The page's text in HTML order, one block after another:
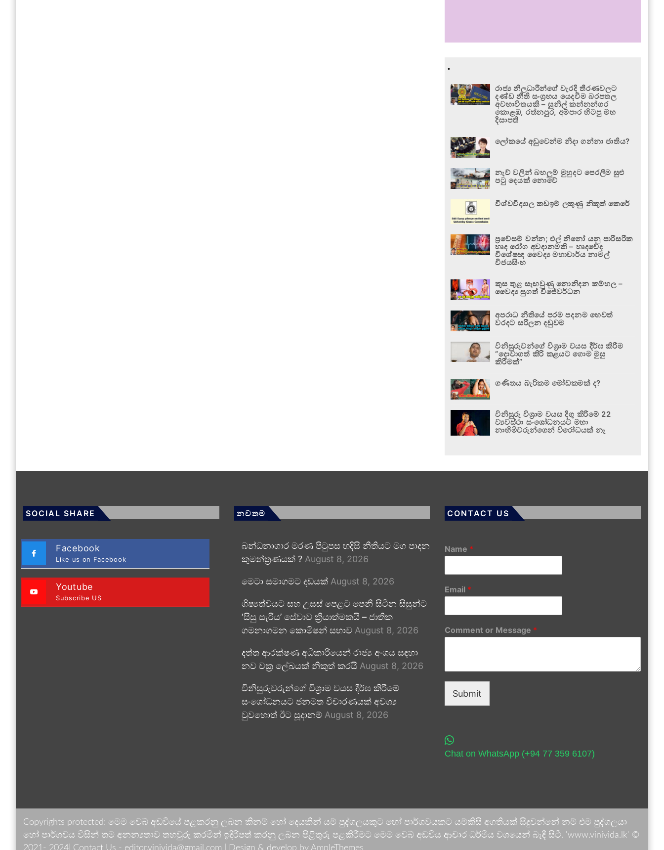
.
රාජ්‍ය නිලධාරීන්ගේ වැරදි තීරණවලට
දණ්ඩ නීති සංග්‍රහය යෙදවීම බරපතල
අවභාවිතයකි – සුනිල් කන්නන්ගර
කොළඹ, රත්නපුර, අම්පාර හිටපු මහ
දිසාපති
ලෝකයේ අඩුවෙන්ම නිදා ගන්නා ජාතිය?
නැව් වලින් බහලුම් මුහුදට පෙරලීම සුළු
පටු දෙයක් නොවේ
විශ්වවිද්‍යාල කඩඉම් ලකුණු නිකුත් කෙරේ
ප්‍රවේසම් වන්න; එල් නිනෝ යනු පාරිසරික
හෘද රෝග අවදානමකි – හෘදවේද
විශේෂඥ වෛද්‍ය මහාචාර්ය නාමල්
විජයසිංහ
කුස තුළ සැඟවුණු නොනිදන කම්හල –
වෛද්‍ය සුගත් විජේවර්ධන
අපරාධ නීතියේ පරම පදනම හෙවත්
වරදට සරිලන දඬුවම
විනිසුරුවන්ගේ විශ්‍රාම වයස දීර්ඝ කිරීම
“දොවාගත් කිරි කළයට ගොම මුසු
කිරීමක්”
ගණිතය බැරිකම මෝඩකමක් ද?
විනිසුරු විශ්‍රාම වයස දිගු කිරීමේ 22
ව්‍යවස්ථා සංශෝධනයට මහා
නාහිමිවරුන්ගෙන් විරෝධයක් නෑ
SOCIAL SHARE
Facebook
Like us on Facebook
Youtube
Subscribe US
නවතම
බන්ධනාගාර මරණ පිටුපස හදිසි නීතියට මග පාදන
කුමන්ත්‍රණයක් ? August 8, 2026
මෙටා සමාගමට දඩයක් August 8, 2026
ශිෂ්‍යත්වයට සහ උසස් පෙළට පෙනී සිටින සිසුන්ට
‘සිසු සැරිය’ සේවාව ක්‍රියාත්මකයි – ජාතික
ගමනාගමන කොමිෂන් සභාව August 8, 2026
දත්ත ආරක්ෂණ අධිකාරියෙන් රාජ්‍ය අංශය සඳහා
නව චක්‍ර ලේඛයක් නිකුත් කරයි August 8, 2026
විනිසුරුවරුන්ගේ විශ්‍රාම වයස දීර්ඝ කිරීමේ
සංශෝධනයට ජනමත විචාරණයක් අවශ්‍ය
වුවහොත් ඊට සූදානම් August 8, 2026
CONTACT US
Name *
Email *
Comment or Message *
Submit
Chat on WhatsApp (+94 77 359 6107)
Copyrights protected: මෙම වෙබ් අඩවියේ පළකරනු ලබන කිනම් හෝ දෙයකින් යම් පුද්ගලයකුට හෝ පාර්ශවයකට යම්කිසි අගතියක් සිදුවන්නේ නම් එම පුද්ගලයා
හෝ පාර්ශවය විසින් තම අනන්‍යතාව තහවුරු කරමින් ඉදිරිපත් කරනු ලබන පිළිතුරු පළකිරීමට මෙම වෙබ් අඩවිය ආචාර ධර්මීය වශයෙන් බැඳී සිටී. 'www.vinivida.lk' ©
2021- 2024| Contact Us - editor.vinivida@gmail.com |
Design & develop by AmpleThemes